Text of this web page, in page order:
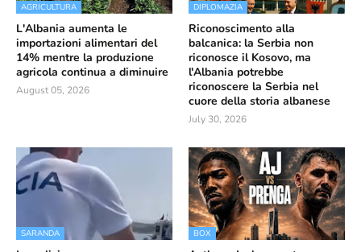
AGRICULTURA
L'Albania aumenta le
importazioni alimentari del
14% mentre la produzione
agricola continua a diminuire
August 05, 2026
DIPLOMAZIA
Riconoscimento alla
balcanica: la Serbia non
riconosce il Kosovo, ma
l'Albania potrebbe
riconoscere la Serbia nel
cuore della storia albanese
July 30, 2026
SARANDA BOX